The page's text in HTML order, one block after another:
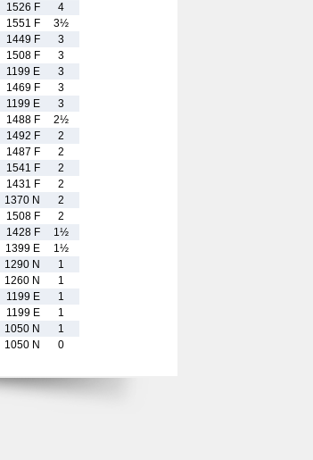
1526 F
4
1551 F
3½
1449 F
3
1508 F
3
1199 E
3
1469 F
3
1199 E
3
1488 F
2½
1492 F
2
1487 F
2
1541 F
2
1431 F
2
1370 N
2
1508 F
2
1428 F
1½
1399 E
1½
1290 N
1
1260 N
1
1199 E
1
1199 E
1
1050 N
1
1050 N 0